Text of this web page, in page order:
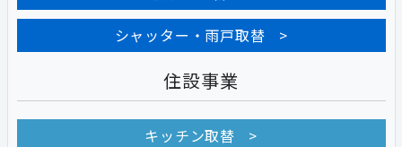
シャッター・雨戸取替
住設事業
キッチン取替